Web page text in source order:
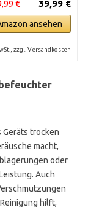
39,99 €
€
ansehen
zzgl. Versandkosten
Geräts trocken
macht,
oder
Auch
hilft,